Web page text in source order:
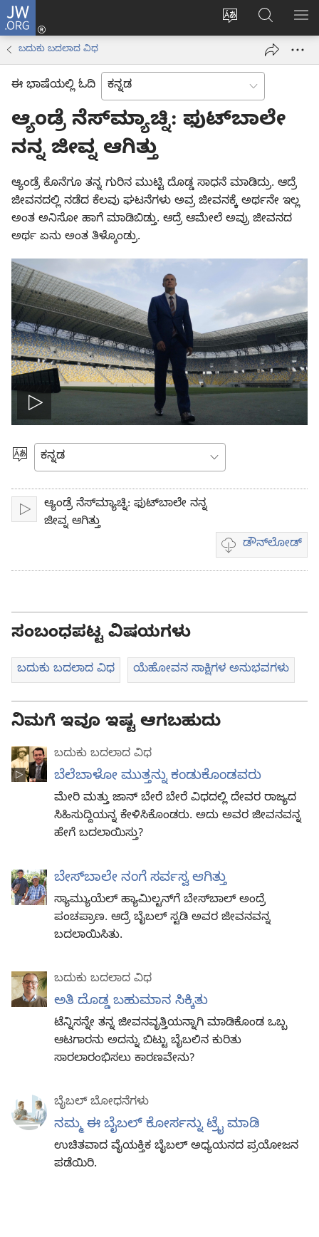
JW.ORG
ವೆಬ್‌ಸೈಟ್‌ನ
ಭಾಷೆಯನ್ನು
ಬದಲಿಸು
ಲಾಗ್
ಇನ್
new
ಹುಡುಕಿ
ಬದುಕು ಬದಲಾದ ವಿಧ
ಈ ಭಾಷೆಯಲ್ಲಿ ಓದಿ
ಆ್ಯಂಡ್ರೆ ನೆಸ್‌ಮ್ಯಾಚ್ನಿ: ಫುಟ್‌ಬಾಲೇ
ನನ್ನ ಜೀವ್ನ ಆಗಿತ್ತು
ಆ್ಯಂಡ್ರೆ ಕೊನೆಗೂ ತನ್ನ ಗುರಿನ ಮುಟ್ಟಿ ದೊಡ್ಡ ಸಾಧನೆ ಮಾಡಿದ್ರು. ಆದ್ರೆ
ಜೀವನದಲ್ಲಿ ನಡೆದ ಕೆಲವು ಘಟನೆಗಳು ಅವ್ರ ಜೀವನಕ್ಕೆ ಅರ್ಥನೇ ಇಲ್ಲ
ಅಂತ ಅನಿಸೋ ಹಾಗೆ ಮಾಡಿಬಿಡ್ತು. ಆದ್ರೆ ಆಮೇಲೆ ಅವ್ರು ಜೀವನದ
ಅರ್ಥ ಏನು ಅಂತ ತಿಳ್ಕೊಂಡ್ರು.
Play
video
ಭಾಷೆಯನ್ನು
ಆರಿಸಿ
ಪ್ಲೇ
ಆ್ಯಂಡ್ರೆ ನೆಸ್‌ಮ್ಯಾಚ್ನಿ: ಫುಟ್‌ಬಾಲೇ ನನ್ನ
ಜೀವ್ನ ಆಗಿತ್ತು
ಡೌನ್‌ಲೋಡ್‌
ವಿಡಿಯೋ
ಡೌನ್‌ಲೋಡ್
ಸಂಬಂಧಪಟ್ಟ ವಿಷಯಗಳು
ಬದುಕು ಬದಲಾದ ವಿಧ ಯೆಹೋವನ ಸಾಕ್ಷಿಗಳ ಅನುಭವಗಳು
ನಿಮಗೆ ಇವೂ ಇಷ್ಟ ಆಗಬಹುದು
ಬದುಕು ಬದಲಾದ ವಿಧ
ಬೆಲೆಬಾಳೋ ಮುತ್ತನ್ನು ಕಂಡುಕೊಂಡವರು
ಮೇರಿ ಮತ್ತು ಜಾನ್‌ ಬೇರೆ ಬೇರೆ ವಿಧದಲ್ಲಿ ದೇವರ ರಾಜ್ಯದ
ಸಿಹಿಸುದ್ದಿಯನ್ನ ಕೇಳಿಸಿಕೊಂಡರು. ಅದು ಅವರ ಜೀವನವನ್ನ
ಹೇಗೆ ಬದಲಾಯಿಸ್ತು?
ಬೇಸ್‌ಬಾಲೇ ನಂಗೆ ಸರ್ವಸ್ವ ಆಗಿತ್ತು
ಸ್ಯಾಮ್ಯುಯೆಲ್‌ ಹ್ಯಾಮಿಲ್ಟನ್‌ಗೆ ಬೇಸ್‌ಬಾಲ್‌ ಅಂದ್ರೆ
ಪಂಚಪ್ರಾಣ. ಆದ್ರೆ ಬೈಬಲ್‌ ಸ್ಟಡಿ ಅವರ ಜೀವನವನ್ನ
ಬದಲಾಯಿಸಿತು.
ಬದುಕು ಬದಲಾದ ವಿಧ
ಅತಿ ದೊಡ್ಡ ಬಹುಮಾನ ಸಿಕ್ಕಿತು
ಟೆನ್ನಿಸನ್ನೇ ತನ್ನ ಜೀವನವೃತ್ತಿಯನ್ನಾಗಿ ಮಾಡಿಕೊಂಡ ಒಬ್ಬ
ಆಟಗಾರನು ಅದನ್ನು ಬಿಟ್ಟು ಬೈಬಲಿನ ಕುರಿತು
ಸಾರಲಾರಂಭಿಸಲು ಕಾರಣವೇನು?
ಬೈಬಲ್‌ ಬೋಧನೆಗಳು
ನಮ್ಮ ಈ ಬೈಬಲ್‌ ಕೋರ್ಸನ್ನು ಟ್ರೈ ಮಾಡಿ
ಉಚಿತವಾದ ವೈಯಕ್ತಿಕ ಬೈಬಲ್‌ ಅಧ್ಯಯನದ ಪ್ರಯೋಜನ
ಪಡೆಯಿರಿ.